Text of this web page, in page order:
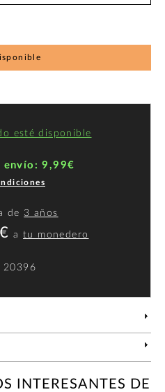
esté disponible
envío: 9,99€
de 3 años
atu monedero
20396
INTERESANTES DE